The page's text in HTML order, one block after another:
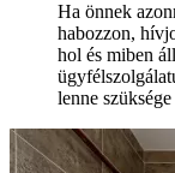
Ha önnek
habozzon,
hol és miben
lenne